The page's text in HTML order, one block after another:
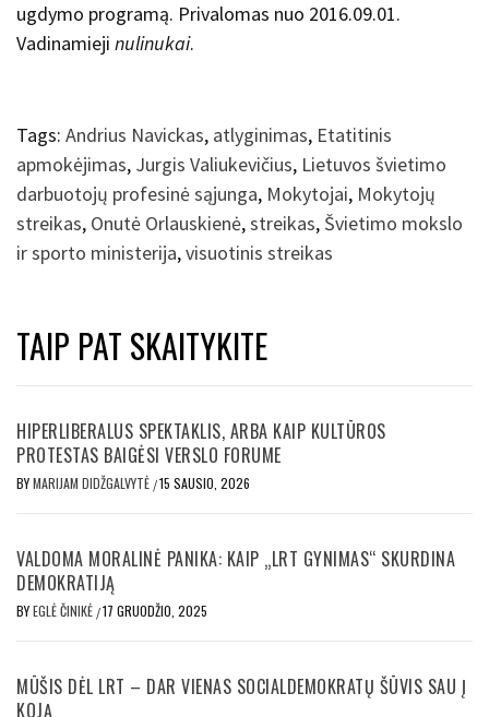
ugdymo programą. Privalomas nuo 2016.09.01.
Vadinamieji nulinukai.
Tags: Andrius Navickas, atlyginimas, Etatitinis
apmokėjimas, Jurgis Valiukevičius, Lietuvos švietimo
darbuotojų profesinė sąjunga, Mokytojai, Mokytojų
streikas, Onutė Orlauskienė,streikas, Švietimo mokslo
ir sporto ministerija,visuotinis streikas
TAIP PAT SKAITYKITE
HIPERLIBERALUS SPEKTAKLIS, ARBA KAIP KULTŪROS
PROTESTAS BAIGĖSI VERSLO FORUME
BYMARIJAM DIDŽGALVYTĖ /15 SAUSIO, 2026
VALDOMA MORALINĖ PANIKA: KAIP „LRT GYNIMAS“ SKURDINA
DEMOKRATIJĄ
BYEGLĖ ČINIKĖ /17 GRUODŽIO, 2025
MŪŠIS DĖL LRT – DAR VIENAS SOCIALDEMOKRATŲ ŠŪVIS SAU Į
KOJĄ